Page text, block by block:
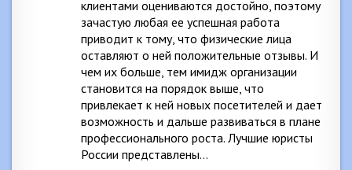
клиентами оцениваются достойно, поэтому
зачастую любая ее успешная работа
приводит к тому, что физические лица
оставляют о ней положительные отзывы. И
чем их больше, тем имидж организации
становится на порядок выше, что
привлекает к ней новых посетителей и дает
возможность и дальше развиваться в плане
профессионального роста. Лучшие юристы
России представлены…